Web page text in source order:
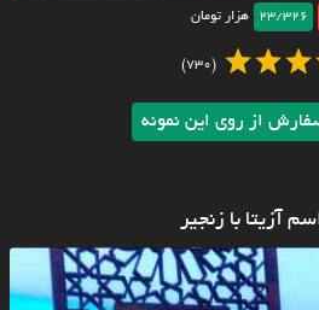
23/326 هزار تومان
(730)
از روی این نمونه
آزیتا با زنجیر